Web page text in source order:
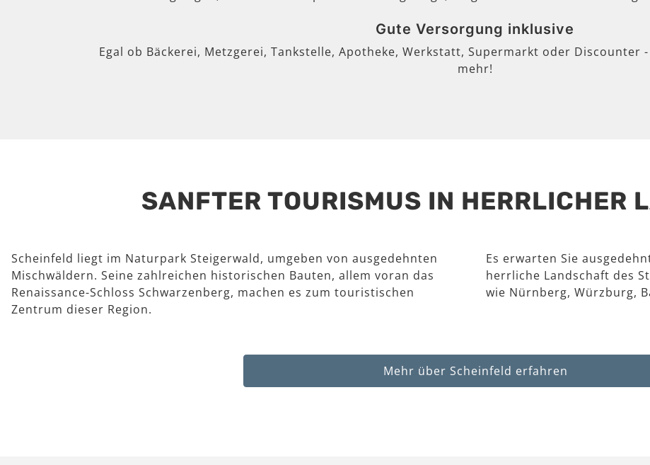
Gute Versorgung inklusive
Egal ob Bäckerei, Metzgerei, Tankstelle, Apotheke, Werkstatt, Supermarkt oder Discounter
mehr!
SANFTER TOURISMUS IN HERRLICHER
Scheinfeld liegt im Naturpark Steigerwald, umgeben von ausgedehnten
Mischwäldern. Seine zahlreichen historischen Bauten, allem voran das
Renaissance-Schloss Schwarzenberg, machen es zum touristischen
Zentrum dieser Region.
Es erwarten Sie
herrliche Landschaft des
wie Nürnberg, Würzburg,
Mehr über Scheinfeld erfahren